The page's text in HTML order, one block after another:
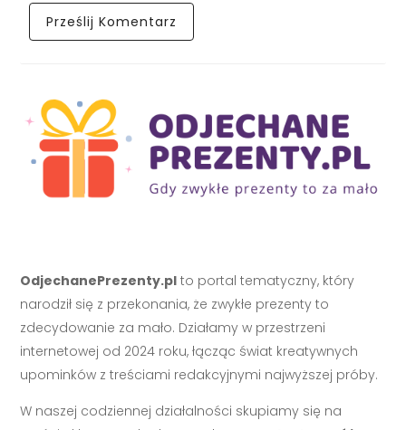
OdjechanePrezenty.pl to portal tematyczny, który
narodził się z przekonania, że zwykłe prezenty to
zdecydowanie za mało. Działamy w przestrzeni
internetowej od 2024 roku, łącząc świat kreatywnych
upominków z treściami redakcyjnymi najwyższej próby.
W naszej codziennej działalności skupiamy się na